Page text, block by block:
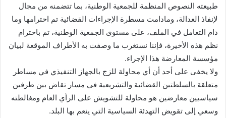
طبيعته النصوص المنظمة للجمعية الوطنية، بما تتضمنه من مجال
لإنفاذ العدالة، ومادامت مسطرة الإجراءات القضائية تم احترامها وما
دام التعامل في الملف، على مستوى الجمعية الوطنية، تم باحترام
نظم هذه الأخيرة، فإننا نستغرب ما وصفت به الأطراف الموقعة لبيان
مؤسسة المعارضة هذا الإجراء.
ولا يخفى على أحد أن أي محاولة للزج بالجهاز التنفيذي في مساطر
متعلقة بالسلطتين القضائية والتشريعية في مسار تقاض بين طرفين
سياسيين معارضين هو محاولة للتشويش على الرأي العام ومغالطته
وسعي إلى تقويض التهدئة السياسية التي ينعم بها البلد.